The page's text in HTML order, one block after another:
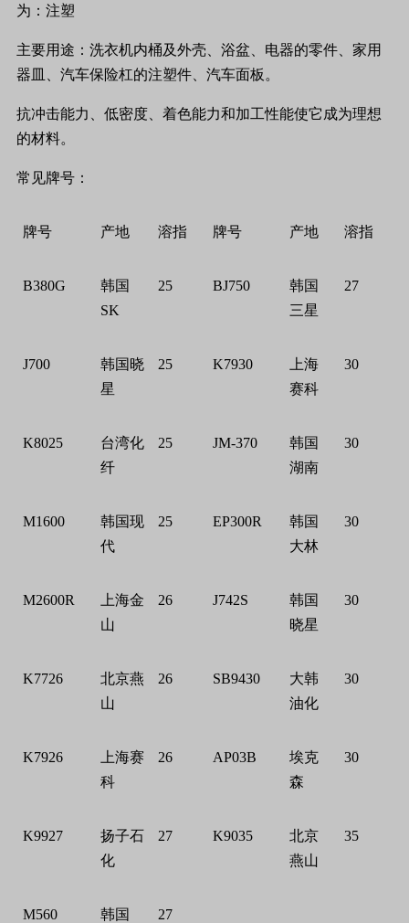
为：注塑
主要用途：洗衣机内桶及外壳、浴盆、电器的零件、家用
器皿、汽车保险杠的注塑件、汽车面板。
抗冲击能力、低密度、着色能力和加工性能使它成为理想
的材料。
常见牌号：
牌号 产地 溶指 牌号 产地 溶指
B380G
韩国
SK
25 BJ750
韩国
三星
27
J700
韩国晓
星
25 K7930
上海
赛科
30
K8025
台湾化
纤
25 JM-370
韩国
湖南
30
M1600
韩国现
代
25 EP300R
韩国
大林
30
M2600R
上海金
山
26 J742S
韩国
晓星
30
K7726
北京燕
山
26 SB9430
大韩
油化
30
K7926
上海赛
科
26 AP03B
埃克
森
30
K9927
扬子石
化
27 K9035
北京
燕山
35
M560
韩国
27